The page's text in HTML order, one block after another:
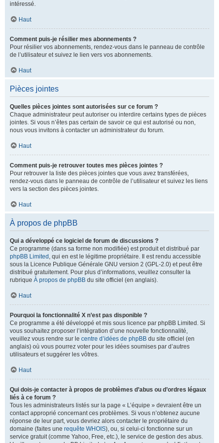
intéressé.
Haut
Comment puis-je résilier mes abonnements ?
Pour résilier vos abonnements, rendez-vous dans le panneau de contrôle
de l’utilisateur et suivez le lien vers vos abonnements.
Haut
Pièces jointes
Quelles pièces jointes sont autorisées sur ce forum ?
Chaque administrateur peut autoriser ou interdire certains types de pièces
jointes. Si vous n’êtes pas certain de savoir ce qui est autorisé ou non,
nous vous invitons à contacter un administrateur du forum.
Haut
Comment puis-je retrouver toutes mes pièces jointes ?
Pour retrouver la liste des pièces jointes que vous avez transférées,
rendez-vous dans le panneau de contrôle de l’utilisateur et suivez les liens
vers la section des pièces jointes.
Haut
À propos de phpBB
Qui a développé ce logiciel de forum de discussions ?
Ce programme (dans sa forme non modifiée) est produit et distribué par
phpBB Limited , qui en est le légitime propriétaire. Il est rendu accessible
sous la Licence Publique Générale GNU version 2 (GPL-2.0) et peut être
distribué gratuitement. Pour plus d’informations, veuillez consulter la
rubrique À propos de phpBB du site officiel (en anglais).
Haut
Pourquoi la fonctionnalité X n’est pas disponible ?
Ce programme a été développé et mis sous licence par phpBB Limited. Si
vous souhaitez proposer l’intégration d’une nouvelle fonctionnalité,
veuillez vous rendre sur le centre d’idées de phpBB du site officiel (en
anglais) où vous pourrez voter pour les idées soumises par d’autres
utilisateurs et suggérer les vôtres.
Haut
Qui dois-je contacter à propos de problèmes d’abus ou d’ordres légaux
liés à ce forum ?
Tous les administrateurs listés sur la page « L’équipe » devraient être un
contact approprié concernant ces problèmes. Si vous n’obtenez aucune
réponse de leur part, vous devriez alors contacter le propriétaire du
domaine (faites une requête WHOIS), ou, si celui-ci fonctionne sur un
service gratuit (comme Yahoo, Free, etc.), le service de gestion des abus.